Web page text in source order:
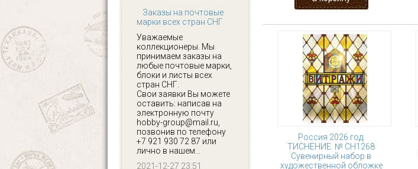
Заказы на почтовые
марки всех стран СНГ
Уважаемые
коллекционеры. Мы
принимаем заказы на
любые почтовые марки,
блоки и листы всех
стран СНГ.
Свои заявки Вы можете
оставить: написав на
электронную почту
hobby-group@mail.ru,
позвонив по телефону
+7 921 930 72 87 или
лично в нашем...
2021-12-27 23:51
Россия 2026 год.
ТИСНЕНИЕ. № СН1268
Сувенирный набор в
художественной обложке